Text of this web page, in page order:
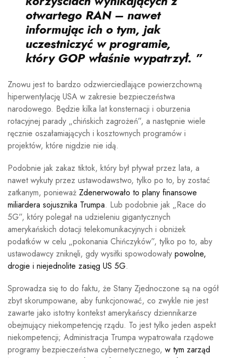
otwartego RAN – nawet
informując ich o tym, jak
uczestniczyć w programie,
który GOP właśnie wypatrzył. ”
Znowu jest to bardzo odzwierciedlające powierzchowną
hiperwentylację USA w zakresie bezpieczeństwa
narodowego. Będzie kilka lat konsternacji i oburzenia
rotacyjnej parady „chińskich zagrożeń”, a następnie wiele
ręcznie oszałamiających i kosztownych programów i
projektów, które nigdzie nie idą.
Podobnie jak zakaz tiktok, który był pływał przez lata, a
nawet wykuty przez ustawodawstwo, tylko po to, by zostać
zatkanym, ponieważ Zdenerwowało to plany finansowe
miliardera sojusznika Trumpa. Lub podobnie jak „Race do
5G”, który polegał na udzieleniu gigantycznych
amerykańskich dotacji telekomunikacyjnych i obniżek
podatków w celu „pokonania Chińczyków”, tylko po to, aby
ustawodawcy zniknęli, gdy wysiłki spowodowały powolne,
drogie i niejednolite zasięg US 5G.
Sprowadza się to do faktu, że Stany Zjednoczone są na ogół
zbyt skorumpowane, aby funkcjonować, co zwykle nie jest
zawarte jako istotny kontekst amerykańscy dziennikarze
obejmujący niekompetencję rządu. To jest tylko jeden aspekt
niekompetencji; Administracja Trumpa wypatrowała rządowe
programy bezpieczeństwa cybernetycznego, w tym zarząd